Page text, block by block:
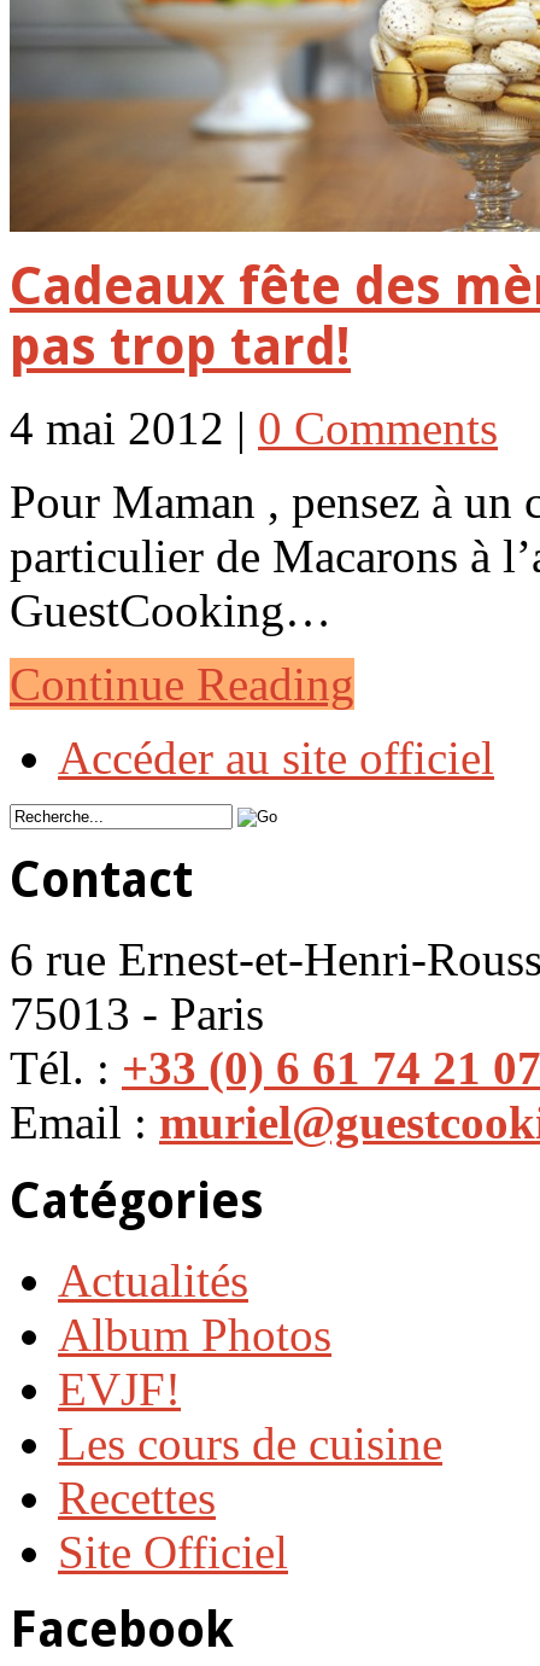
Cadeaux fête des
pas trop tard!
4 mai 2012 | 0 Comments
Pour Maman , pensez à un
particulier de Macarons à
GuestCooking…
Continue Reading
Accéder au site officiel
Contact
6 rue Ernest-et-Henri-
75013 - Paris
Tél. : +33 (0) 6 61 74 21 07
Email :
Catégories
Actualités
Album Photos
EVJF!
Les cours de cuisine
Recettes
Site Officiel
Facebook